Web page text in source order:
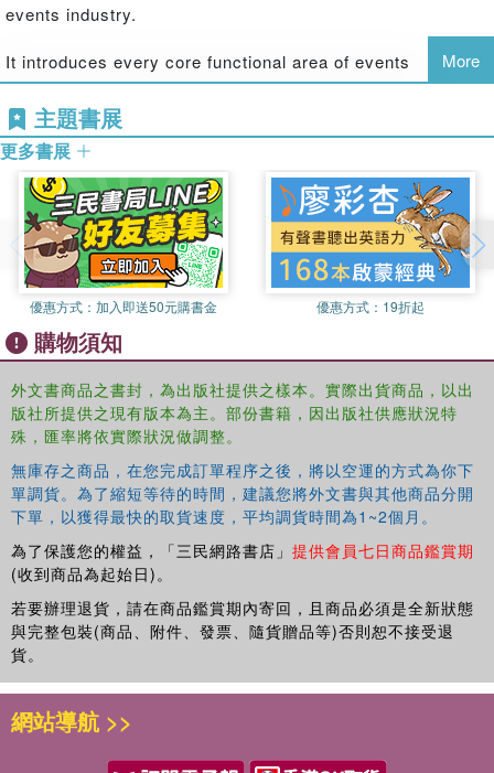
events industry.
It introduces every core functional area of events
management, such as marketing, finance, project
management, strategy, operations, event design and
human resources, in a vast array of different event
settings from sport to political events. This new edition
has been updated to include:
New and updated content on technological developments in events
such as virtual/hybrid events, artificial intelligence,
virtual/augmented reality, holograms in music events, software for
event planning and projection mapping.
New content on eSports, the sustainability sector, employability
skills, policy changes, diversity and inclusion, ethics and
responsibility in events, and contemporary event safety and
security issues including the threat of terrorism.
New and updated case studies that cover a wider range of regions.
A fully updated and extended companion website that includes web
and video links, quizzes and a case study archive for students, as
well as PowerPoint slides for instructors and a brand-new instructor
manual full of teaching strategy ideas.
Every topic is brought to life through vivid case studies,
personal biographies and examples of best practice from
authors with many years’ experience of working in the
events industry,Events Management: An Introduction
More
主題書展
更多書展
優惠方式： 加入即送50元購書金 優惠方式： 19折起
購物須知
外文書商品之書封，為出版社提供之樣本。實際出貨商品，以出
版社所提供之現有版本為主。部份書籍，因出版社供應狀況特
殊，匯率將依實際狀況做調整。
無庫存之商品，在您完成訂單程序之後，將以空運的方式為你下
單調貨。為了縮短等待的時間，建議您將外文書與其他商品分開
下單，以獲得最快的取貨速度，平均調貨時間為1~2個月。
為了保護您的權益，「三民網路書店」 提供會員七日商品鑑賞期
(收到商品為起始日)。
若要辦理退貨，請在商品鑑賞期內寄回，且商品必須是全新狀態
與完整包裝(商品、附件、發票、隨貨贈品等)否則恕不接受退
貨。
網站導航 >>